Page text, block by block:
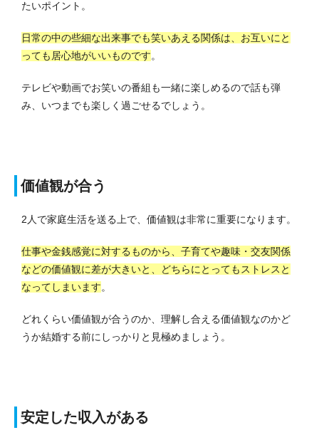
たいポイント。
日常の中の些細な出来事でも笑いあえる関係は、お互いにと
っても居心地がいいものです。
テレビや動画でお笑いの番組も一緒に楽しめるので話も弾
み、いつまでも楽しく過ごせるでしょう。
価値観が合う
2人で家庭生活を送る上で、価値観は非常に重要になります。
仕事や金銭感覚に対するものから、子育てや趣味・交友関係
などの価値観に差が大きいと、どちらにとってもストレスと
なってしまいます。
どれくらい価値観が合うのか、理解し合える価値観なのかど
うか結婚する前にしっかりと見極めましょう。
安定した収入がある